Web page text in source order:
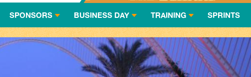
SPONSORS BUSINESS DAY TRAINING SPRINTS